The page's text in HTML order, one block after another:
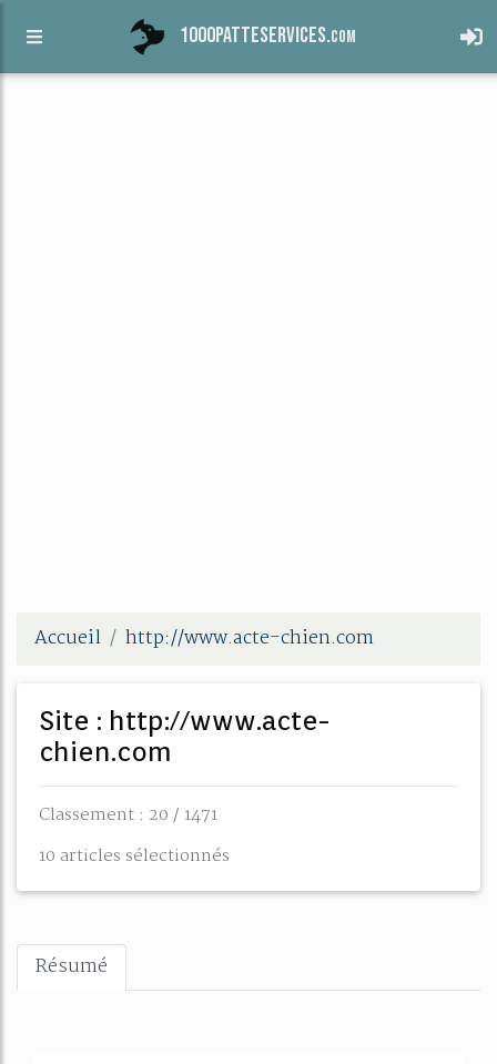
1000patteservices.com
Accueil http://www.acte-chien.com
Site : http://www.acte-
chien.com
Classement : 20 / 1471
10 articles sélectionnés
Résumé